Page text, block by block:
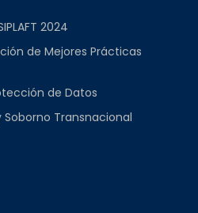
2024
de Mejores Prácticas
de Datos
Transnacional